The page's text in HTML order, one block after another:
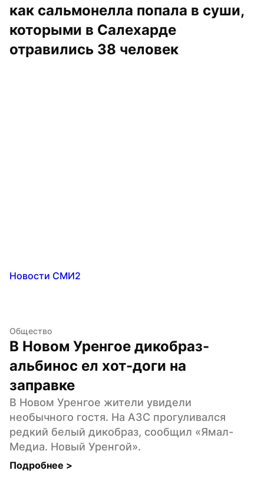
как сальмонелла попала в суши,
которыми в Салехарде
отравились 38 человек
Новости СМИ2
Общество
В Новом Уренгое дикобраз-
альбинос ел хот-доги на
заправке
В Новом Уренгое жители увидели
необычного гостя. На АЗС прогуливался
редкий белый дикобраз, сообщил «Ямал-
Медиа. Новый Уренгой».
Подробнее >